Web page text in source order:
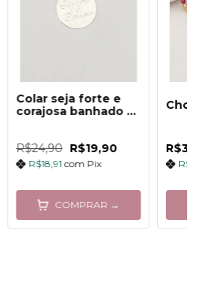
Colar seja forte e
corajosa banhado a
R$24,90 R$19,90
R$18,91com Pix
COMPRAR →